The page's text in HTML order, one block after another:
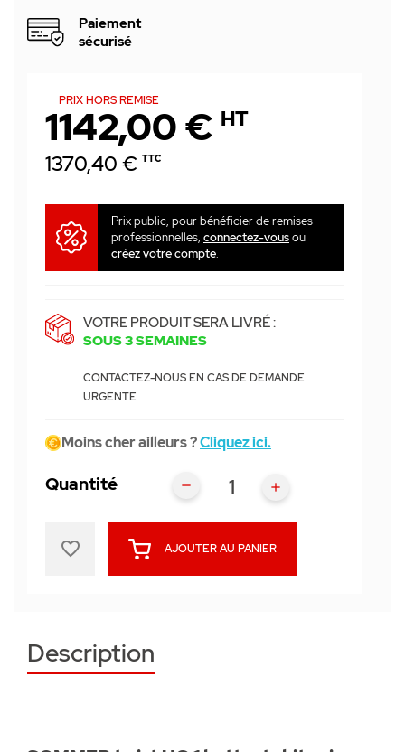
Paiement
sécurisé
PRIX HORS REMISE
1142,00 € HT
1370,40 € TTC
Prix public, pour bénéficier de remises
professionnelles, connectez-vousou
créez votre compte.
VOTRE PRODUIT SERA LIVRÉ :
SOUS 3 SEMAINES
CONTACTEZ-NOUS EN CAS DE DEMANDE
URGENTE
Moins cher ailleurs ?Cliquez ici.
Quantité
AJOUTER AU PANIER
favorite_border
Description